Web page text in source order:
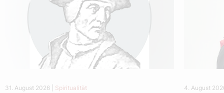
31. August 2026 Spiritualität 4. August